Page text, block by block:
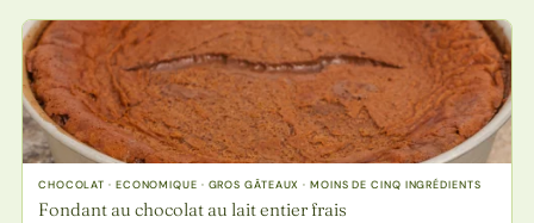
CHOCOLAT · ECONOMIQUE · GROS GÂTEAUX · MOINS DE CINQ INGRÉDIENTS
Fondant au chocolat au lait entier frais